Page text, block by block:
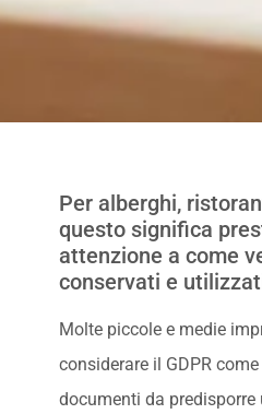
Per alberghi,
questo significa
attenzione a come
conservati e
Molte piccole e medie
considerare il GDPR
documenti da predisporre